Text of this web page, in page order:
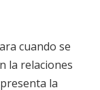
cuando se
la relaciones
la